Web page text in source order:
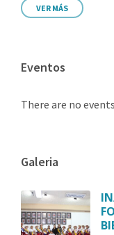
VER MÁS
Eventos
There are no events
Galeria